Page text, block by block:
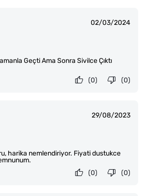
02/03/2024
Geçti Ama Sonra Sivilce Çıktı
(0)
(0)
29/08/2023
harika nemlendiriyor. Fiyati dustukce
(0)
(0)